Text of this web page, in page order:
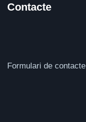
Contacte
Formulari de contacte